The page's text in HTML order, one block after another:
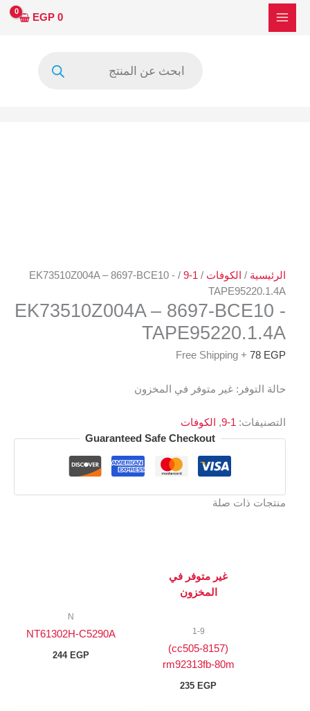
تخطي
0
EGP
الرئيسية / الكوفات /
1-9
/ EK73510Z004A – 8697-BCE10 -
TAPE95220.1.4A
EK73510Z004A – 8697-BCE10 -
TAPE95220.1.4A
78 EGP
+ Free Shipping
حالة التوفر: غير متوفر في المخزون
التصنيفات: 1-9
,
الكوفات
Guaranteed Safe Checkout
منتجات ذات صلة
غير متوفر في
المخزون
1-9
(8157-cc505)
rm92313fb-80m
235 EGP
N
NT61302H-C5290A
244 EGP